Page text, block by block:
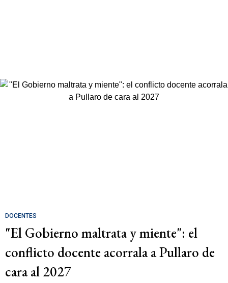
DOCENTES
"El Gobierno maltrata y miente": el
conflicto docente acorrala a Pullaro de
cara al 2027